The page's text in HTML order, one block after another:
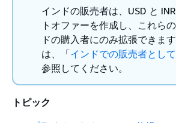
インドの販売者は、USD と
トオファーを作成し、これら
ドの購入者にのみ拡張できま
は、「インドでの販売者とし
参照してください。
トピック